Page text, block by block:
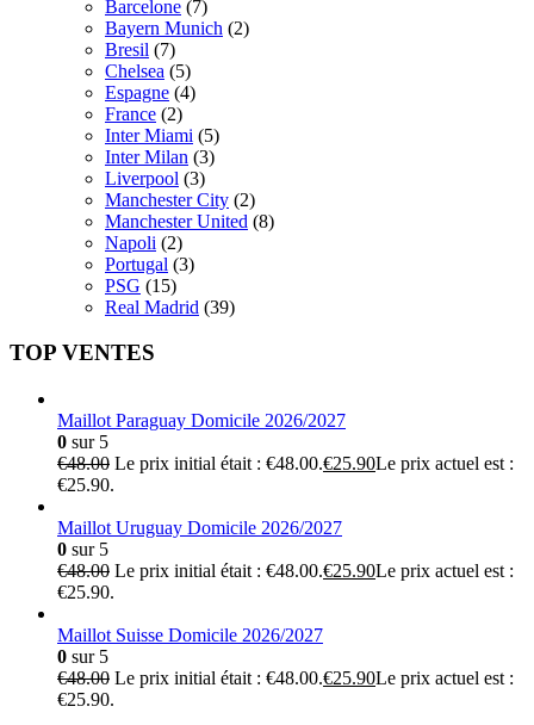
Barcelone (7)
Bayern Munich (2)
Bresil (7)
Chelsea (5)
Espagne (4)
France (2)
Inter Miami (5)
Inter Milan (3)
Liverpool (3)
Manchester City (2)
Manchester United (8)
Napoli (2)
Portugal (3)
PSG (15)
Real Madrid (39)
TOP VENTES
Maillot Paraguay Domicile 2026/2027
0 sur 5
€48.00 Le prix initial était : €48.00.€25.90Le prix actuel est :
€25.90.
Maillot Uruguay Domicile 2026/2027
0 sur 5
€48.00 Le prix initial était : €48.00.€25.90Le prix actuel est :
€25.90.
Maillot Suisse Domicile 2026/2027
0 sur 5
€48.00 Le prix initial était : €48.00.€25.90Le prix actuel est :
€25.90.